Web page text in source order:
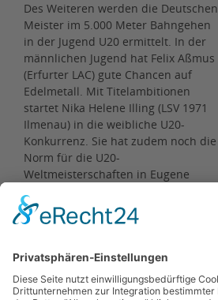
Des Weiteren werden die Deutschen
Meister im 5.000 Meter Bahngehen
in der Jugend U20 ermittelt. In der
männlichen Jugend hat Felix Aßmus
(Erfurter LAC) gute Chancen auf
Edelmetall. Mit Titelambitionen
startet Nika Helene Illing (LSV 1971
Ilmenau) in die weibliche U20-
Konkurrenz. Sie hat zudem noch die
Norm für die U20-
Weltmeisterschaften in Eugene
wir berichteten ).
U18/U23
hier